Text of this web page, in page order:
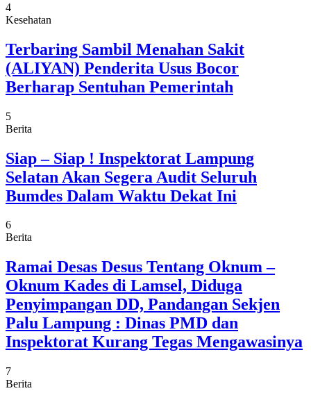
4
Kesehatan
Terbaring Sambil Menahan Sakit
(ALIYAN) Penderita Usus Bocor
Berharap Sentuhan Pemerintah
5
Berita
Siap – Siap ! Inspektorat Lampung
Selatan Akan Segera Audit Seluruh
Bumdes Dalam Waktu Dekat Ini
6
Berita
Ramai Desas Desus Tentang Oknum –
Oknum Kades di Lamsel, Diduga
Penyimpangan DD, Pandangan Sekjen
Palu Lampung : Dinas PMD dan
Inspektorat Kurang Tegas Mengawasinya
7
Berita